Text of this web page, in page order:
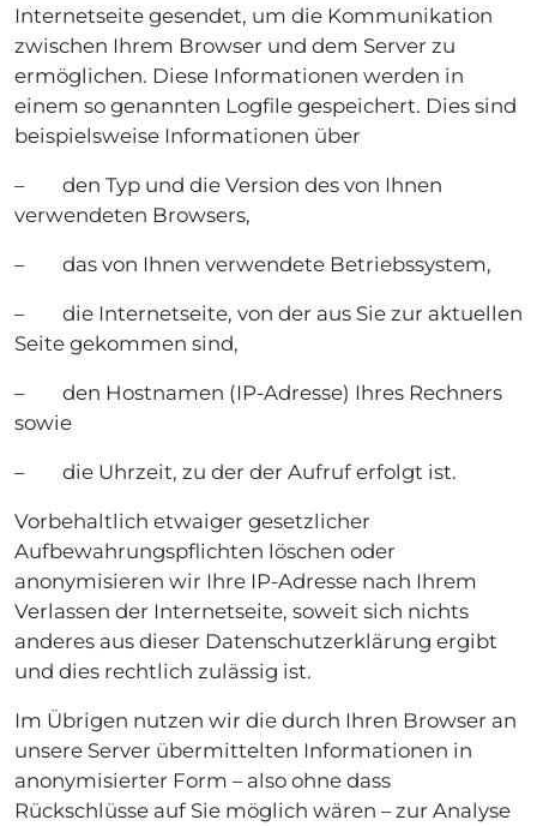
Internetseite gesendet, um die Kommunikation
zwischen Ihrem Browser und dem Server zu
ermöglichen. Diese Informationen werden in
einem so genannten Logfile gespeichert. Dies sind
beispielsweise Informationen über
– den Typ und die Version des von Ihnen
verwendeten Browsers,
– das von Ihnen verwendete Betriebssystem,
– die Internetseite, von der aus Sie zur aktuellen
Seite gekommen sind,
– den Hostnamen (IP-Adresse) Ihres Rechners
sowie
– die Uhrzeit, zu der der Aufruf erfolgt ist.
Vorbehaltlich etwaiger gesetzlicher
Aufbewahrungspflichten löschen oder
anonymisieren wir Ihre IP-Adresse nach Ihrem
Verlassen der Internetseite, soweit sich nichts
anderes aus dieser Datenschutzerklärung ergibt
und dies rechtlich zulässig ist.
Im Übrigen nutzen wir die durch Ihren Browser an
unsere Server übermittelten Informationen in
anonymisierter Form – also ohne dass
Rückschlüsse auf Sie möglich wären – zur Analyse